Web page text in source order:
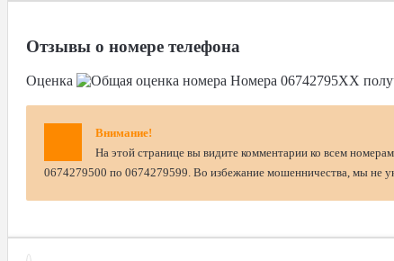
Отзывы о номере телефона
Оценка Номера 06742795XX
Внимание!
На этой странице вы видите комментарии ко всем
0674279500 по 0674279599. Во избежание мошенничества, мы не